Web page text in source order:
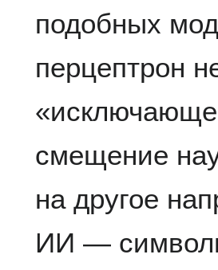
подобных
перцептрон
смещение
на другое
ИИ —